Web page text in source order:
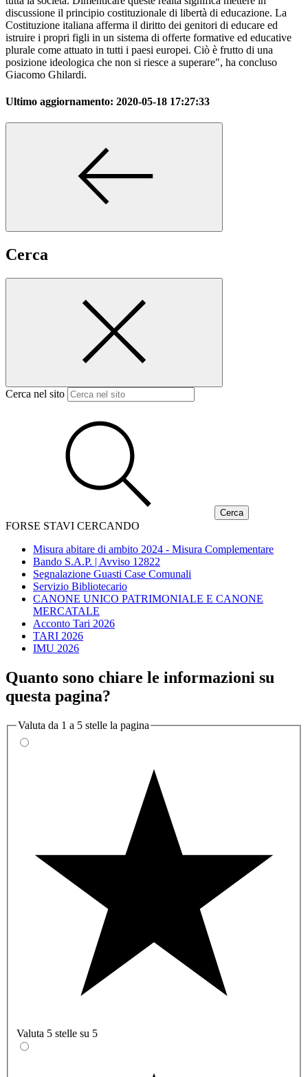
discussione il principio costituzionale di libertà di educazione. La
Costituzione italiana afferma il diritto dei genitori di educare ed
istruire i propri figli in un sistema di offerte formative ed educative
plurale come attuato in tutti i paesi europei. Ciò è frutto di una
posizione ideologica che non si riesce a superare", ha concluso
Giacomo Ghilardi.
Ultimo aggiornamento: 2020-05-18 17:27:33
Cerca
Cerca nel sito
FORSE STAVI CERCANDO
Misura abitare di ambito 2024 - Misura Complementare
Bando S.A.P. | Avviso 12822
Segnalazione Guasti Case Comunali
Servizio Bibliotecario
CANONE UNICO PATRIMONIALE E CANONE
MERCATALE
Acconto Tari 2026
TARI 2026
IMU 2026
Quanto sono chiare le informazioni su
questa pagina?
Valuta da 1 a 5 stelle la pagina
Valuta 5 stelle su 5